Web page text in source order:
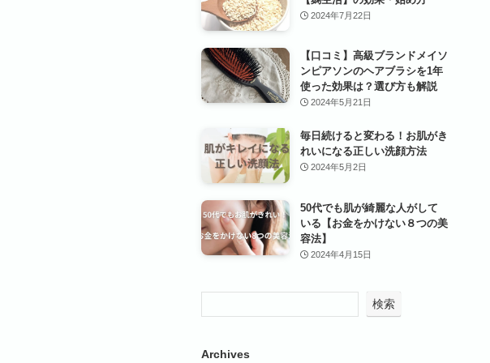
2024年7月22日
【口コミ】高級ブランドメイソ
ンピアソンのヘアブラシを1年
使った効果は？選び方も解説
2024年5月21日
毎日続けると変わる！お肌がき
れいになる正しい洗顔方法
2024年5月2日
50代でも肌が綺麗な人がして
いる【お金をかけない８つの美
容法】
2024年4月15日
検索
Archives